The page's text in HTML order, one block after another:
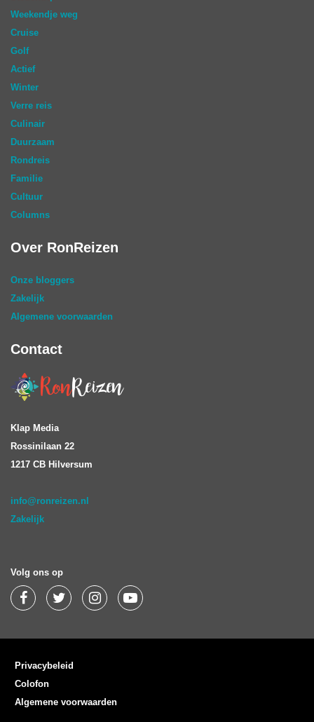
Weekendje weg
Cruise
Golf
Actief
Winter
Verre reis
Culinair
Duurzaam
Rondreis
Familie
Cultuur
Columns
Over RonReizen
Onze bloggers
Zakelijk
Algemene voorwaarden
Contact
Klap Media
Rossinilaan 22
1217 CB Hilversum
info@ronreizen.nl
Zakelijk
Volg ons op
Privacybeleid
Colofon
Algemene voorwaarden